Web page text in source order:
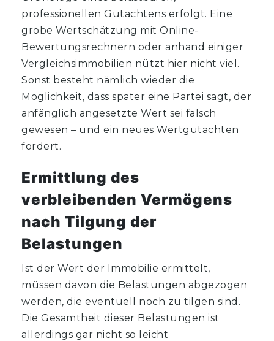
professionellen Gutachtens erfolgt. Eine
grobe Wertschätzung mit Online-
Bewertungsrechnern oder anhand einiger
Vergleichsimmobilien nützt hier nicht viel.
Sonst besteht nämlich wieder die
Möglichkeit, dass später eine Partei sagt, der
anfänglich angesetzte Wert sei falsch
gewesen – und ein neues Wertgutachten
fordert.
Ermittlung des
verbleibenden Vermögens
nach Tilgung der
Belastungen
Ist der Wert der Immobilie ermittelt,
müssen davon die Belastungen abgezogen
werden, die eventuell noch zu tilgen sind.
Die Gesamtheit dieser Belastungen ist
allerdings gar nicht so leicht